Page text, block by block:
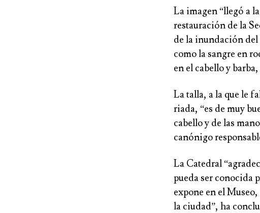
La imagen “llegó a
restauración de la
de la inundación del
como la sangre en
en el cabello y
La talla, a la que le
riada, “es de muy
cabello y de las
canónigo
La Catedral
pueda ser conocida
expone en el
la ciudad”, ha